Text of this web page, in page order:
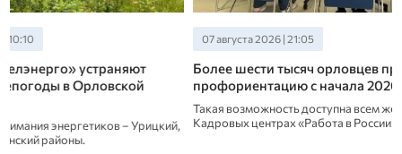
07 августа 2026 | 21:05
Более шести тысяч орловцев прошли
профориентацию с начала 2026 года
Такая возможность доступна всем желающим в
Кадровых центрах «Работа в России»
07 августа 2026 |
Владимир Путин
Ольги Тесленко
Председатель
отделения